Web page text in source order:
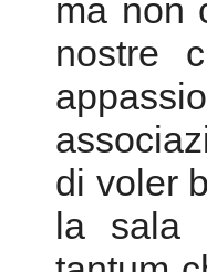
ma non
nostre
di voler
la sala